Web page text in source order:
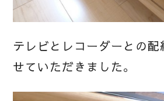
テレビとレコーダーとの配
せていただきました。